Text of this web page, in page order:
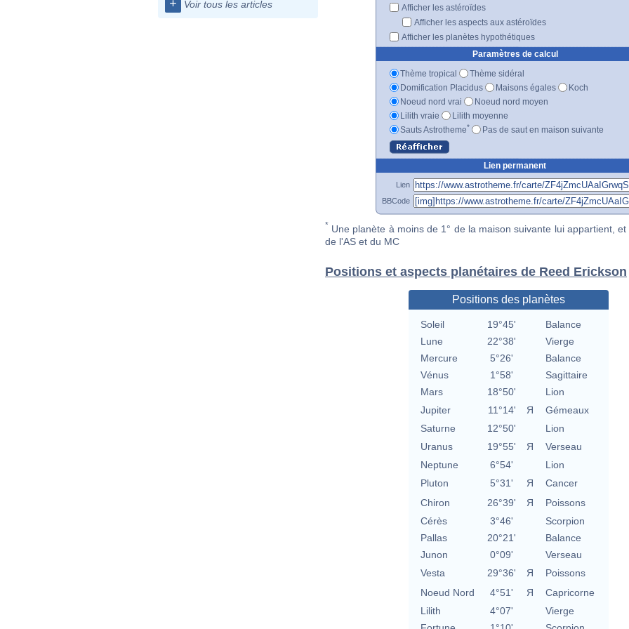
+ Voir tous les articles
Afficher les astéroïdes
Afficher les aspects aux astéroïdes
Afficher les planètes hypothétiques
Paramètres de calcul
Thème tropical
Thème sidéral
Domification Placidus
Maisons égales
Koch
Noeud nord vrai
Noeud nord moyen
Lilith vraie
Lilith moyenne
Sauts Astrotheme* Pas de saut en maison suivante
Lien permanent
Lien
BBCode
* Une planète à moins de 1° de la maison suivante lui appartient, et
de l'AS et du MC
Positions et aspects planétaires de Reed Erickson
Positions des planètes
Soleil 19°45'
Balance
Lune
22°38'
Vierge
Mercure
5°26'
Balance
Vénus
1°58'
Sagittaire
Mars
18°50'
Lion
Jupiter
11°14' Я
Gémeaux
Saturne
12°50'
Lion
Uranus
19°55' Я
Verseau
Neptune
6°54'
Lion
Pluton
5°31' Я
Cancer
Chiron
26°39' Я
Poissons
Cérès
3°46'
Scorpion
Pallas
20°21'
Balance
Junon
0°09'
Verseau
Vesta
29°36' Я
Poissons
Noeud Nord
4°51' Я
Capricorne
Lilith
4°07'
Vierge